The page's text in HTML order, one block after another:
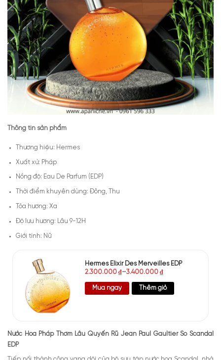
Thông tin sản phẩm
Thương hiệu: Hermes
Xuất xứ: Pháp
Nồng độ: Eau De Parfum (EDP)
Thời điểm khuyên dùng: Đông, Thu
Tỏa hương: Xa
Độ lưu hương: Lâu 9-12H
Giới tính: Nữ
Hermes Elixir Des Merveilles EDP
2.300.000₫–3.400.000₫
Mua ngay Thêm giỏ
Nước Hoa Pháp Thơm Lâu Quyến Rũ Jean Paul Gaultier So Scandal
EDP